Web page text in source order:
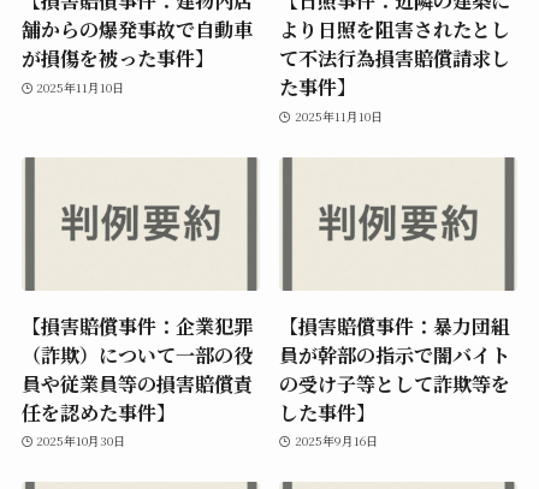
舗からの爆発事故で自動車
が損傷を被った事件】
2025年11月10日
より日照を阻害されたとし
て不法行為損害賠償請求し
た事件】
2025年11月10日
【損害賠償事件：企業犯罪
（詐欺）について一部の役
員や従業員等の損害賠償責
任を認めた事件】
2025年10月30日
【損害賠償事件：暴力団組
員が幹部の指示で闇バイト
の受け子等として詐欺等を
した事件】
2025年9月16日